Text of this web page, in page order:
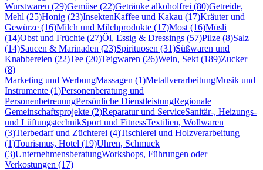
Wurstwaren (29)Gemüse (22)Getränke alkoholfrei (80)Getreide,
Mehl (25)Honig (23)InsektenKaffee und Kakau (17)Kräuter und
Gewürze (16)Milch und Milchprodukte (17)Most (16)Müsli
(14)Obst und Früchte (27)Öl, Essig & Dressings (57)Pilze (8)Salz
(14)Saucen & Marinaden (23)Spirituosen (31)Süßwaren und
Knabbereien (22)Tee (20)Teigwaren (26)Wein, Sekt (189)Zucker
(8)
Marketing und WerbungMassagen (1)MetallverarbeitungMusik und
Instrumente (1)Personenberatung und
PersonenbetreuungPersönliche DienstleistungRegionale
Gemeinschaftsprojekte (2)Reparatur und ServiceSanitär-, Heizungs-
und LüftungstechnikSport und FitnessTextilien, Wollwaren
(3)Tierbedarf und Züchterei (4)Tischlerei und Holzverarbeitung
(1)Tourismus, Hotel (19)Uhren, Schmuck
(3)UnternehmensberatungWorkshops, Führungen oder
Verkostungen (17)